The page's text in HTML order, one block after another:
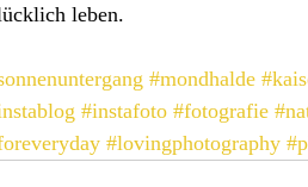
leben.
#mondhalde
#instafoto #fotografie
#lovingphotography